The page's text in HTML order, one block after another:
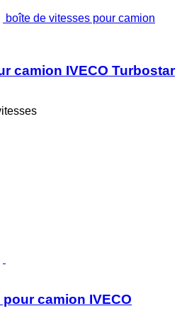
boîte de vitesses pour camion
camion IVECO Turbostar
camion IVECO